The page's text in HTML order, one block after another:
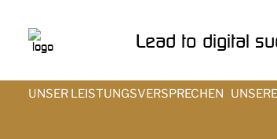
Lead to digital
UNSER LEISTUNGSVERSPRECHEN